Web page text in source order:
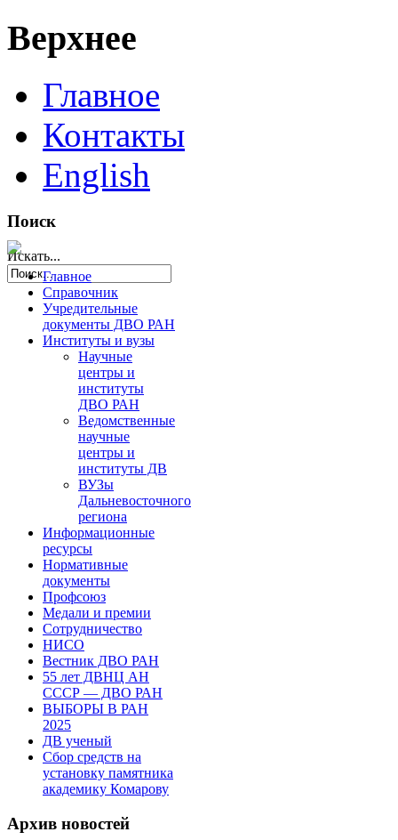
Верхнее
Главное
Контакты
English
Поиск
Искать...
Главное
Справочник
Учредительные
документы ДВО РАН
Институты и вузы
Научные
центры и
институты
ДВО РАН
Ведомственные
научные
центры и
институты ДВ
ВУЗы
Дальневосточного
региона
Информационные
ресурсы
Нормативные
документы
Профсоюз
Медали и премии
Сотрудничество
НИСО
Вестник ДВО РАН
55 лет ДВНЦ АН
СССР — ДВО РАН
ВЫБОРЫ В РАН
2025
ДВ ученый
Сбор средств на
установку памятника
академику Комарову
Архив новостей